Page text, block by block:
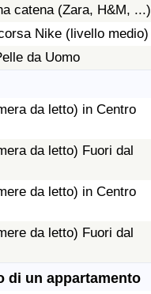
catena (Zara, H&M, ...)
Nike (livello medio)
da Uomo
da letto) in Centro
da letto) Fuori dal
da letto) in Centro
da letto) Fuori dal
di un appartamento